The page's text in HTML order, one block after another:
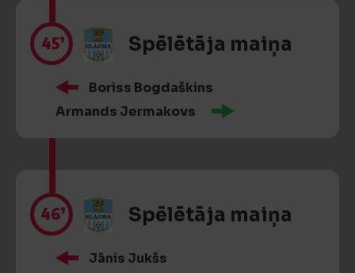
45’ Spēlētāja maiņa
Boriss Bogdaškins
Armands Jermakovs
46’ Spēlētāja maiņa
Jānis Jukšs